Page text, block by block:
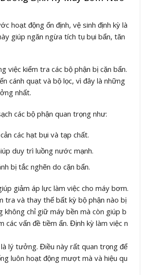
hoạt động ổn định, vệ sinh định kỳ là
giúp ngăn ngừa tích tụ bụi bẩn, tăn
việc kiểm tra các bộ phận bị cặn bẩn.
cánh quạt và bộ lọc, vì đây là những
nhất.
các bộ phận quan trọng như:
các hạt bụi và tạp chất.
duy trì luồng nước mạnh.
bị tắc nghẽn do cặn bẩn.
giảm áp lực làm việc cho máy bơm.
tra và thay thế bất kỳ bộ phận nào bị
không chỉ giữ máy bền mà còn giúp b
các vấn đề tiềm ẩn. Định kỳ làm việc n
lý tưởng. Điều này rất quan trọng để
luôn hoạt động mượt mà và hiệu qu